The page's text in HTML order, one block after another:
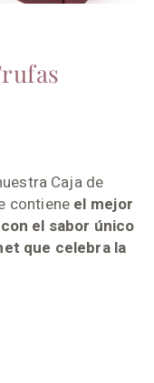
Caja de
contiene el mejor
el sabor único
que celebra la